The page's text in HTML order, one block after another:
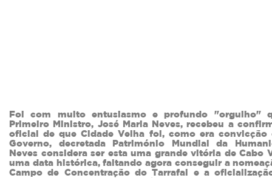
Foi com muito entusiasmo e profundo "orgulho"
Primeiro Ministro, José Maria Neves, recebeu a
oficial de que Cidade Velha foi, como era convicção
Governo, decretada Património Mundial da
Neves considera ser esta uma grande vitória de Cabo
uma data histórica, faltando agora conseguir a
Campo de Concentração do Tarrafal e a